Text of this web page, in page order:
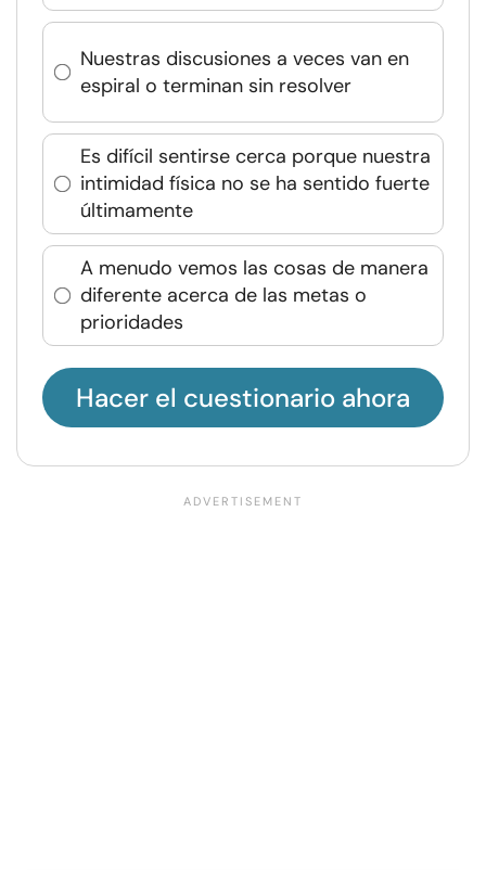
Nuestras discusiones a veces van en
espiral o terminan sin resolver
Es difícil sentirse cerca porque nuestra
intimidad física no se ha sentido fuerte
últimamente
A menudo vemos las cosas de manera
diferente acerca de las metas o
prioridades
Hacer el cuestionario ahora